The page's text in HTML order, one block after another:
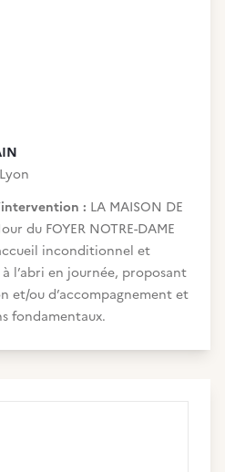
: LA MAISON DE
du FOYER NOTRE-DAME
inconditionnel et
l’abri en journée, proposant
et/ou d’accompagnement et
fondamentaux.